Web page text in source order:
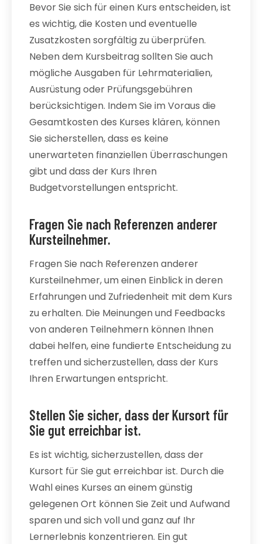
Bevor Sie sich für einen Kurs entscheiden, ist
es wichtig, die Kosten und eventuelle
Zusatzkosten sorgfältig zu überprüfen.
Neben dem Kursbeitrag sollten Sie auch
mögliche Ausgaben für Lehrmaterialien,
Ausrüstung oder Prüfungsgebühren
berücksichtigen. Indem Sie im Voraus die
Gesamtkosten des Kurses klären, können
Sie sicherstellen, dass es keine
unerwarteten finanziellen Überraschungen
gibt und dass der Kurs Ihren
Budgetvorstellungen entspricht.
Fragen Sie nach Referenzen anderer
Kursteilnehmer.
Fragen Sie nach Referenzen anderer
Kursteilnehmer, um einen Einblick in deren
Erfahrungen und Zufriedenheit mit dem Kurs
zu erhalten. Die Meinungen und Feedbacks
von anderen Teilnehmern können Ihnen
dabei helfen, eine fundierte Entscheidung zu
treffen und sicherzustellen, dass der Kurs
Ihren Erwartungen entspricht.
Stellen Sie sicher, dass der Kursort für
Sie gut erreichbar ist.
Es ist wichtig, sicherzustellen, dass der
Kursort für Sie gut erreichbar ist. Durch die
Wahl eines Kurses an einem günstig
gelegenen Ort können Sie Zeit und Aufwand
sparen und sich voll und ganz auf Ihr
Lernerlebnis konzentrieren. Ein gut